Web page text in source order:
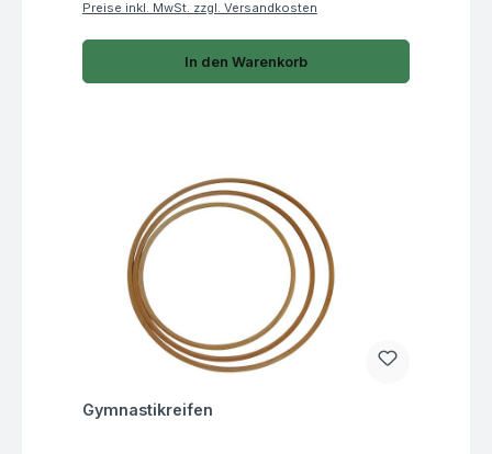
Preise inkl. MwSt. zzgl. Versandkosten
In den Warenkorb
Fragen zum Artikel
Gymnastikreifen